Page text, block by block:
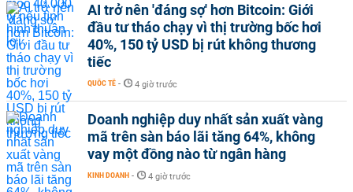
AI trở nên 'đáng sợ' hơn Bitcoin: Giới
đầu tư tháo chạy vì thị trường bốc hơi
40%, 150 tỷ USD bị rút không thương
tiếc
QUỐC TẾ - 4 giờ trước
Doanh nghiệp duy nhất sản xuất vàng
mã trên sàn báo lãi tăng 64%, không
vay một đồng nào từ ngân hàng
KINH DOANH - 4 giờ trước